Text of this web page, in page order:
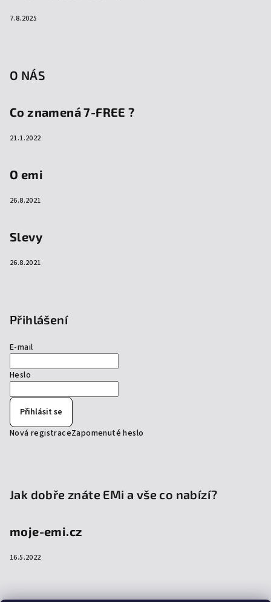
7.8.2025
O NÁS
Co znamená 7-FREE ?
21.1.2022
O emi
26.8.2021
Slevy
26.8.2021
Přihlášení
E-mail
Heslo
Přihlásit se
Nová registraceZapomenuté heslo
Jak dobře znáte EMi a vše co nabízí?
moje-emi.cz
16.5.2022